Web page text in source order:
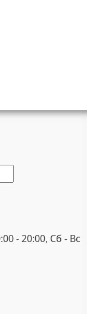
- 20:00, Сб - Вс